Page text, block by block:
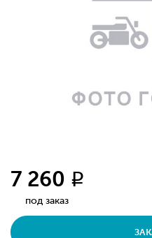
7 260 q
под заказ